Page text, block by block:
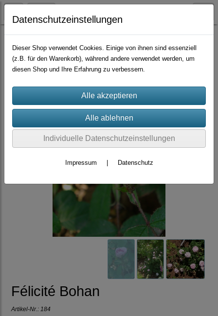
Container-Rosen
Félicité Bohan
Artikel-Nr.: 184
Datenschutzeinstellungen
Dieser Shop verwendet Cookies. Einige von ihnen sind essenziell
(z.B. für den Warenkorb), während andere verwendet werden, um
diesen Shop und Ihre Erfahrung zu verbessern.
Individuelle Datenschutzeinstellungen
Impressum Datenschutz